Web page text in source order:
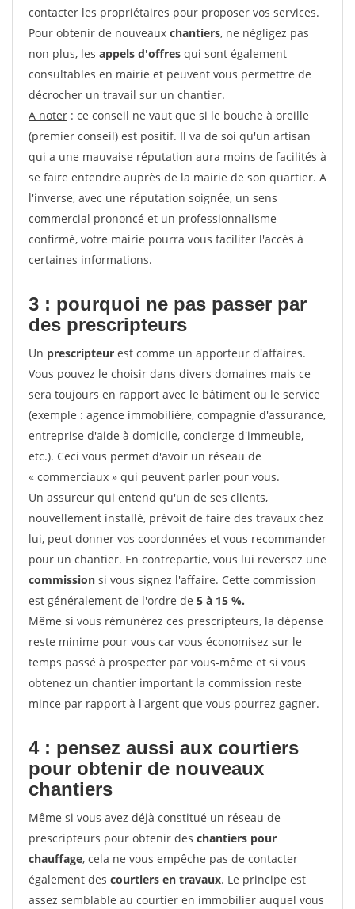
contacter les propriétaires pour proposer vos services.
Pour obtenir de nouveaux chantiers, ne négligez pas
non plus, les appels d'offres qui sont également
consultables en mairie et peuvent vous permettre de
décrocher un travail sur un chantier.
A noter : ce conseil ne vaut que si le bouche à oreille
(premier conseil) est positif. Il va de soi qu'un artisan
qui a une mauvaise réputation aura moins de facilités à
se faire entendre auprès de la mairie de son quartier. A
l'inverse, avec une réputation soignée, un sens
commercial prononcé et un professionnalisme
confirmé, votre mairie pourra vous faciliter l'accès à
certaines informations.
3 : pourquoi ne pas passer par
des prescripteurs
Un prescripteur est comme un apporteur d'affaires.
Vous pouvez le choisir dans divers domaines mais ce
sera toujours en rapport avec le bâtiment ou le service
(exemple : agence immobilière, compagnie d'assurance,
entreprise d'aide à domicile, concierge d'immeuble,
etc.). Ceci vous permet d'avoir un réseau de
« commerciaux » qui peuvent parler pour vous.
Un assureur qui entend qu'un de ses clients,
nouvellement installé, prévoit de faire des travaux chez
lui, peut donner vos coordonnées et vous recommander
pour un chantier. En contrepartie, vous lui reversez une
commission si vous signez l'affaire. Cette commission
est généralement de l'ordre de 5 à 15 %.
Même si vous rémunérez ces prescripteurs, la dépense
reste minime pour vous car vous économisez sur le
temps passé à prospecter par vous-même et si vous
obtenez un chantier important la commission reste
mince par rapport à l'argent que vous pourrez gagner.
4 : pensez aussi aux courtiers
pour obtenir de nouveaux
chantiers
Même si vous avez déjà constitué un réseau de
prescripteurs pour obtenir des chantiers pour
chauffage, cela ne vous empêche pas de contacter
également des courtiers en travaux. Le principe est
assez semblable au courtier en immobilier auquel vous